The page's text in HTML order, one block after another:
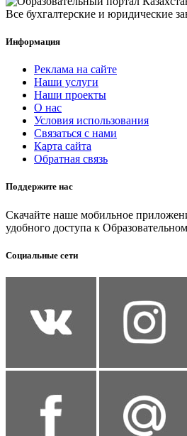
Все бухгалтерские и юридические
Информация
Реклама на сайте
Наши услуги
Наши проекты
О нас
Условия использования
Связаться с нами
Карта сайта
Обратная связь
Поддержите нас
Скачайте наше мобильное
удобного доступа к
Социальные сети